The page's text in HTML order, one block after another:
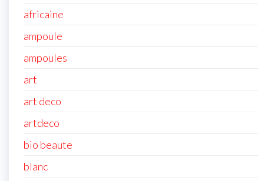
africaine
ampoule
ampoules
art
art deco
artdeco
bio beaute
blanc